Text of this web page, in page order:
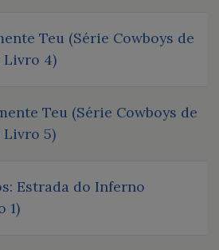
Teu (Série Cowboys de
Livro 4)
Teu (Série Cowboys de
Livro 5)
Estrada do Inferno
1)